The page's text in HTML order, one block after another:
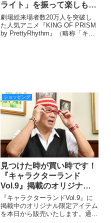
ライト」を振って楽しも
う!!
劇場総来場者数20万人を突破し
た人気アニメ『KING OF PRISM
by PrettyRhythm』（略称「キン
ショッピング
見つけた時が買い時です！
『キャラクターランド
Vol.9』掲載のオリジナル
限定アイテム絶賛販売中！
『キャラクターランドVol.9』に
掲載中のオリジナル限定アイテム
を本日から販売いたします。通販